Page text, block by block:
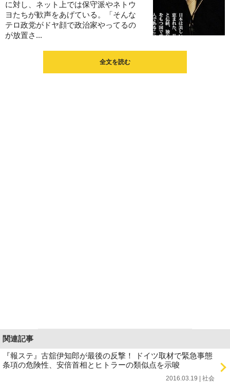
に対し、ネット上では保守派やネトウ
ヨたちが歓声をあげている。「そんな
テロ政党がドヤ顔で政治家やってるの
が放置さ...
全文を読む
関連記事
『報ステ』古舘伊知郎が最後の反撃！ ドイツ取材で緊急事態
条項の危険性、安倍首相とヒトラーの類似点を示唆
2016.03.19 | 社会